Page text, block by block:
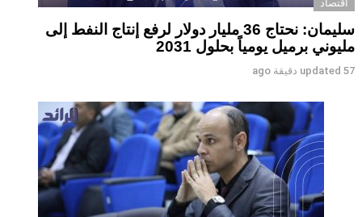
اقتصاد
سليمان: نحتاج 36 مليار دولار لرفع إنتاج النفط إلى
مليوني برميل يومياً بحلول 2031
updated 57 دقيقة ago